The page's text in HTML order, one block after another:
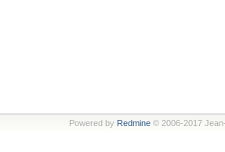
Powered by Redmine© 2006-2017